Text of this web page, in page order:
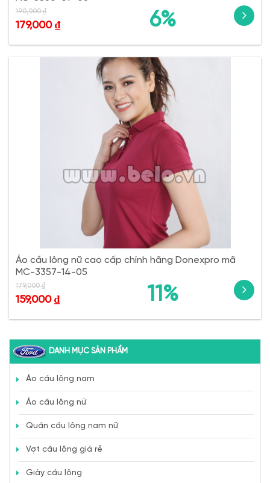
6%
190,000₫
179,000 ₫
Áo cầu lông nữ cao cấp chính hãng Donexpro mã
MC-3357-14-05
11%
179,000₫
159,000 ₫
DANH MỤC SẢN PHẨM
Áo cầu lông nam
Áo cầu lông nữ
Quần cầu lông nam nữ
Vợt cầu lông giá rẻ
Giày cầu lông